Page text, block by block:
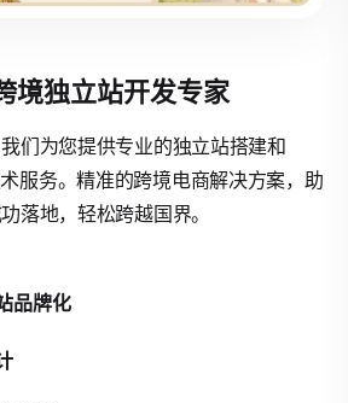
境独立站开发专家
们为您提供专业的独立站搭建和
服务。精准的跨境电商解决方案，助
落地，轻松跨越国界。
品牌化